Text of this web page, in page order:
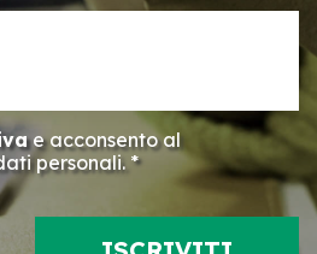
e acconsento al
personali. *